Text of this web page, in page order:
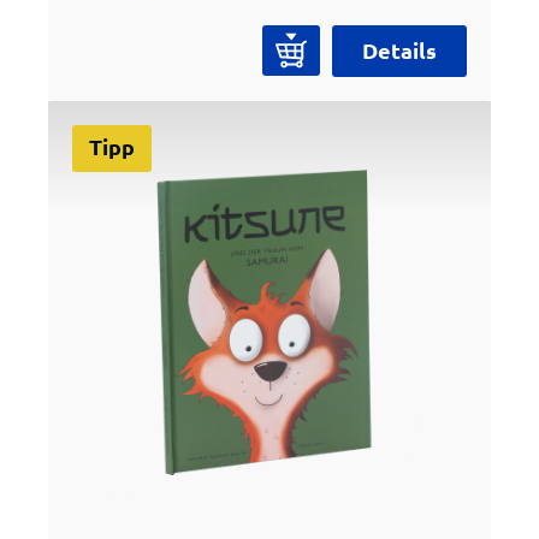
Essay „Kawari Kabuto – Ungewöhnliche
japanische Samurai-Helme“ bietet er
Farbaufnahmen und wissenschaftliche
Hintergründe. Limitiert auf 500
signierte Exemplare, gedruckt auf
edlem Papier – ein Sammlerstück für
Kunst- und Kulturbegeisterte.
Zahlreiche hochwertige
Farbabbildungen zeigen verschiedene
Ansichten der Helme sowie
eindrucksvolle Details. Informative
Anhänge mit den historischen
Epochen, schematischen
Dartstellungen zur Illustration
Details
Tipp